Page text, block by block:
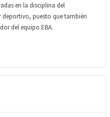
en la disciplina del
puesto que también
del equipo EBA.